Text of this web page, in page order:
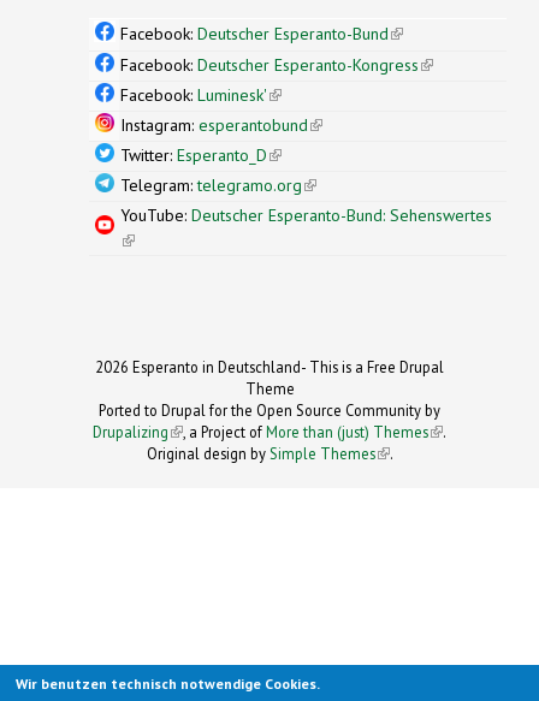
Facebook: Deutscher Esperanto-Bund(link is
external)
Facebook: Deutscher Esperanto-Kongress(link is
Facebook: Luminesk'(link is external)
Instagram: esperantobund(link is external)
Twitter: Esperanto_D(link is external)
Telegram:telegramo.org(link is external)
YouTube: Deutscher Esperanto-Bund: Sehenswertes
(link is external)
2026 Esperanto in Deutschland- This is a Free Drupal
Theme
Ported to Drupal for the Open Source Community by
Drupalizing(link is external)
, a Project ofMore than (just) Themes (link is
.
Original design by Simple Themes
(link is
.
Wir benutzen technisch notwendige Cookies.